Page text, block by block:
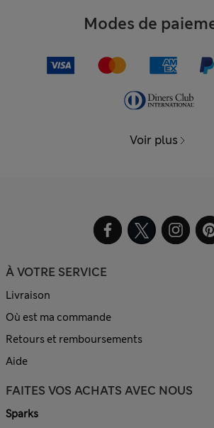
Modes de
Voir plus
À VOTRE SERVICE
Livraison
Où est ma commande
Retours et remboursements
Aide
FAITES VOS ACHATS AVEC NOUS
Sparks